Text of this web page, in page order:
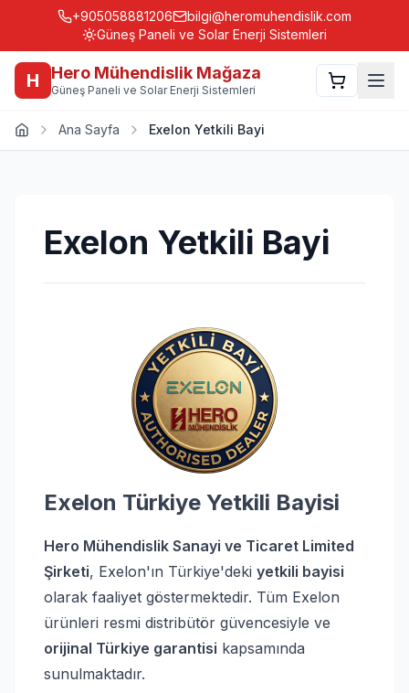
+905058881206
bilgi@heromuhendislik.com
Güneş Paneli ve Solar Enerji Sistemleri
H Hero Mühendislik Mağaza
Güneş Paneli ve Solar Enerji Sistemleri
Ana Sayfa Exelon Yetkili Bayi
Exelon Yetkili Bayi
Exelon Türkiye Yetkili Bayisi
Hero Mühendislik Sanayi ve Ticaret Limited
Şirketi, Exelon'ın Türkiye'deki yetkili bayisi
olarak faaliyet göstermektedir. Tüm Exelon
ürünleri resmi distribütör güvencesiyle ve
orijinal Türkiye garantisi kapsamında
sunulmaktadır.